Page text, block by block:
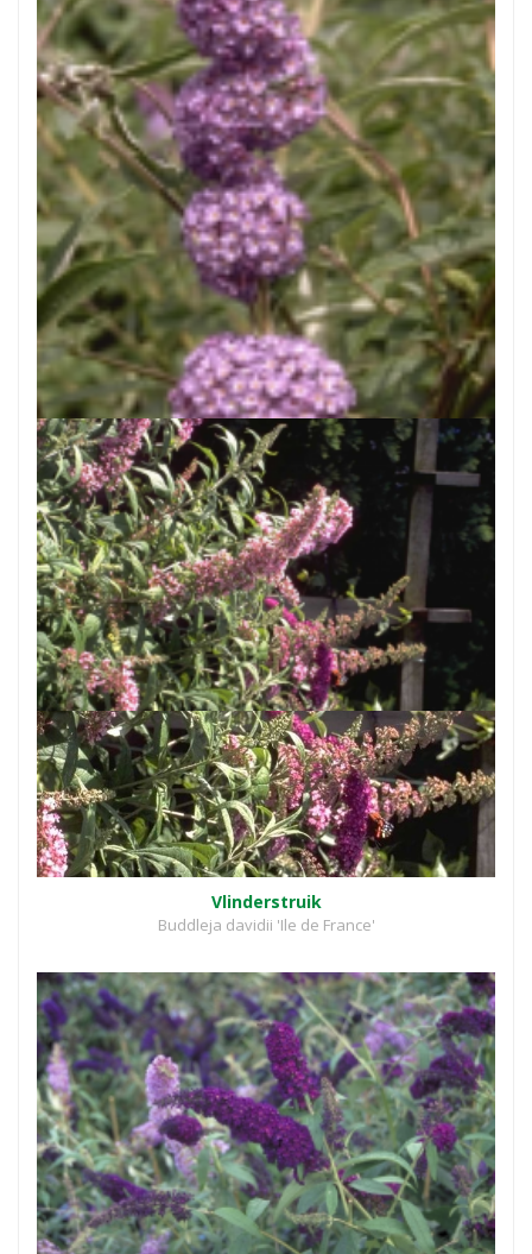
Vlinderstruik
Buddleja davidii 'Nanho Blue'
Vlinderstruik
Buddleja davidii 'Ile de France'